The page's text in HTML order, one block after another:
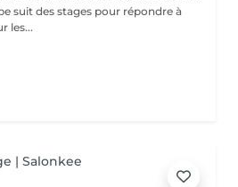
suit des stages pour répondre à
les...